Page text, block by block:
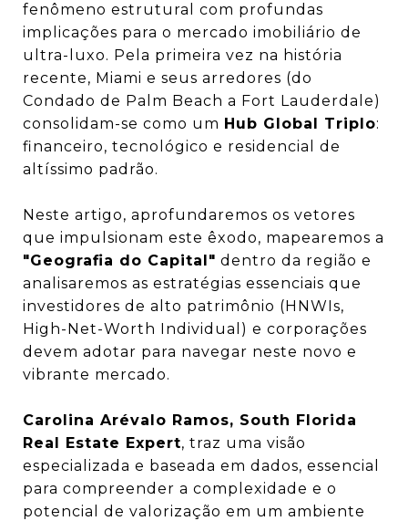
fenômeno estrutural com profundas
implicações para o mercado imobiliário de
ultra-luxo. Pela primeira vez na história
recente, Miami e seus arredores (do
Condado de Palm Beach a Fort Lauderdale)
consolidam-se como um Hub Global Triplo:
financeiro, tecnológico e residencial de
altíssimo padrão.
Neste artigo, aprofundaremos os vetores
que impulsionam este êxodo, mapearemos a
"Geografia do Capital" dentro da região e
analisaremos as estratégias essenciais que
investidores de alto patrimônio (HNWIs,
High-Net-Worth Individual) e corporações
devem adotar para navegar neste novo e
vibrante mercado.
Carolina Arévalo Ramos, South Florida
Real Estate Expert, traz uma visão
especializada e baseada em dados, essencial
para compreender a complexidade e o
potencial de valorização em um ambiente